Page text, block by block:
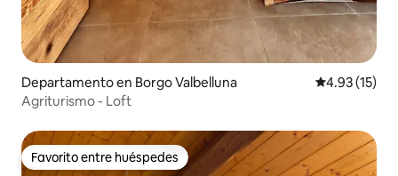
Departamento en Borgo Valbelluna Calificación
4.93 (15)
Agriturismo - Loft
Favorito entre huéspedes
Favorito entre huéspedes